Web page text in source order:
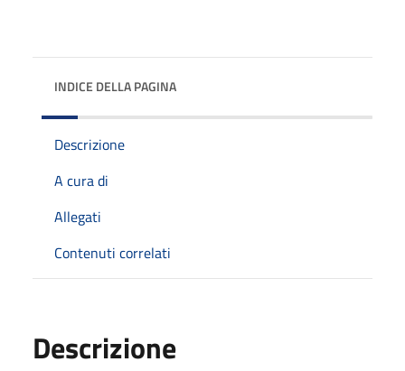
INDICE DELLA PAGINA
Descrizione
A cura di
Allegati
Contenuti correlati
Descrizione